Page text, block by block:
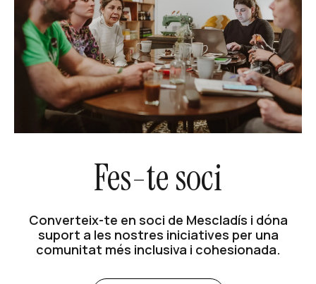
Fes-te soci
Converteix-te en soci de Mescladís i dóna
suport a les nostres iniciatives per una
comunitat més inclusiva i cohesionada.